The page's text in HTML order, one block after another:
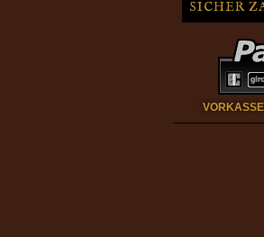
SICHER
VORKASSE